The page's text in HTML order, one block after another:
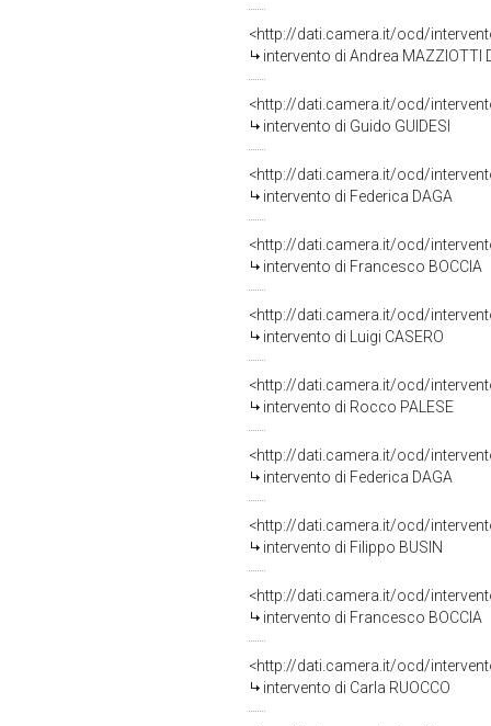
<http://dati.camera.it/ocd/
intervento di Andrea MAZZIOTTI
<http://dati.camera.it/ocd/
intervento di Guido GUIDESI
<http://dati.camera.it/ocd/
intervento di Federica DAGA
<http://dati.camera.it/ocd/
intervento di Francesco BOCCIA
<http://dati.camera.it/ocd/
intervento di Luigi CASERO
<http://dati.camera.it/ocd/
intervento di Rocco PALESE
<http://dati.camera.it/ocd/
intervento di Federica DAGA
<http://dati.camera.it/ocd/
intervento di Filippo BUSIN
<http://dati.camera.it/ocd/
intervento di Francesco BOCCIA
<http://dati.camera.it/ocd/
intervento di Carla RUOCCO